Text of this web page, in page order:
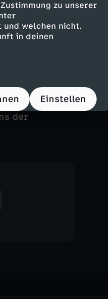
zu unserer
und welchen nicht.
in deinen
Einstellen
Video
der